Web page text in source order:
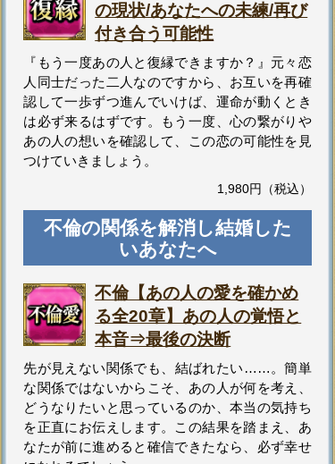
の現状/あなたへの未練/再び
付き合う可能性
『もう一度あの人と復縁できますか？』元々恋
人同士だった二人なのですから、お互いを再確
認して一歩ずつ進んでいけば、運命が動くとき
は必ず来るはずです。もう一度、心の繋がりや
あの人の想いを確認して、この恋の可能性を見
つけていきましょう。
1,980円（税込）
不倫の関係を解消し結婚した
いあなたへ
不倫【あの人の愛を確かめ
る全20章】あの人の覚悟と
本音⇒最後の決断
先が見えない関係でも、結ばれたい……。簡単
な関係ではないからこそ、あの人が何を考え、
どうなりたいと思っているのか、本当の気持ち
を正直にお伝えします。この結果を踏まえ、あ
なたが前に進めると確信できたなら、必ず幸せ